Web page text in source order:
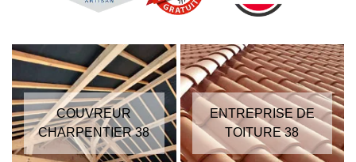
COUVREUR
CHARPENTIER 38
ENTREPRISE DE
TOITURE 38